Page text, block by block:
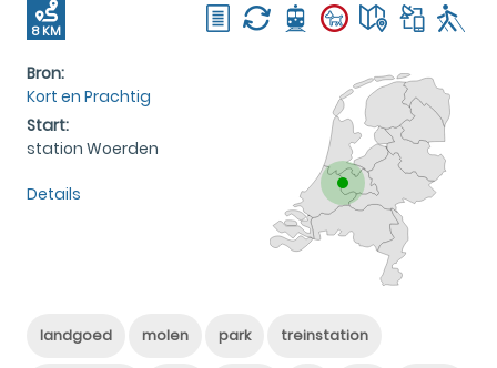
8 KM
Bron:
Kort en Prachtig
Start:
station Woerden
Details
landgoed molen park treinstation